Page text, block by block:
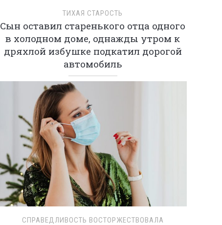
ТИХАЯ СТАРОСТЬ
Сын оставил старенького отца одного
в холодном доме, однажды утром к
дряхлой избушке подкатил дорогой
автомобиль
СПРАВЕДЛИВОСТЬ ВОСТОРЖЕСТВОВАЛА